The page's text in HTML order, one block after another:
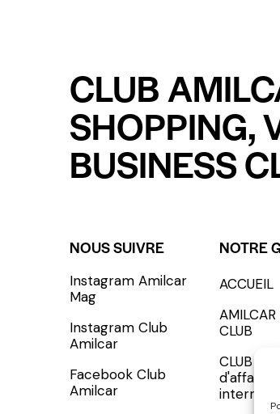
CLUB
SHOPPING,
BUSINESS
S'INCRIRE - SUBSCRIBE
NOUS SUIVRE
Instagram Amilcar
Mag
Instagram Club
Amilcar
Facebook Club
Amilcar
NOTRE
ACCUEIL
AMILCAR
CLUB
CLUB
d'affaires